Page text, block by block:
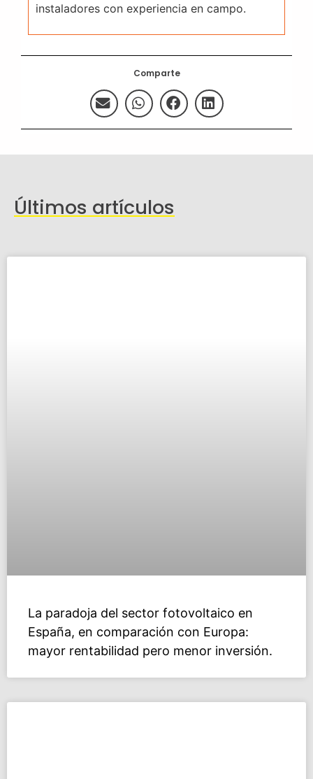
Comparte
instaladores con experiencia en campo.
Últimos artículos
La paradoja del sector fotovoltaico en
España, en comparación con Europa:
mayor rentabilidad pero menor inversión.